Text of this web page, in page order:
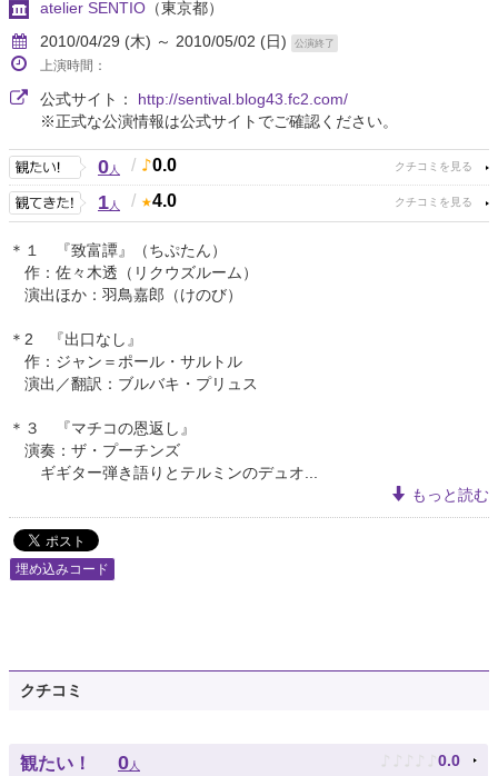
atelier SENTIO （東京都）
2010/04/29 (木) ～ 2010/05/02 (日)
公演終了
上演時間：
公式サイト： http://sentival.blog43.fc2.com/
※正式な公演情報は公式サイトでご確認ください。
0人 / 0.0
1人 / 4.0
＊１ 『致富譚』（ちぷたん）
作：佐々木透（リクウズルーム）
演出ほか：羽鳥嘉郎（けのび）
＊2 『出口なし』
作：ジャン＝ポール・サルトル
演出／翻訳：ブルバキ・プリュス
＊３ 『マチコの恩返し』
演奏：ザ・プーチンズ
ギギター弾き語りとテルミンのデュオ...
もっと読む
埋め込みコード
クチコミ
観たい！ 0人 ♪ ♪ ♪ ♪ ♪ 0.0